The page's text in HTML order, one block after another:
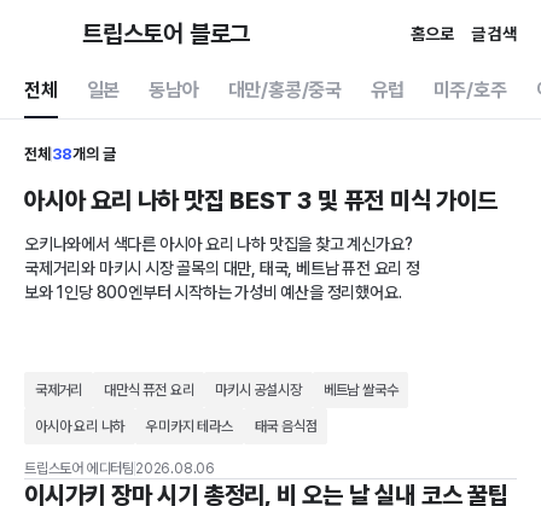
트립스토어 블로그 홈으로 글 검색
전체 일본 동남아 대만/홍콩/중국 유럽 미주/호주
전체 38개의 글
아시아 요리 나하 맛집 BEST 3 및 퓨전 미식 가이드
오키나와에서 색다른 아시아 요리 나하 맛집을 찾고 계신가요?
국제거리와 마키시 시장 골목의 대만, 태국, 베트남 퓨전 요리 정
보와 1인당 800엔부터 시작하는 가성비 예산을 정리했어요.
국제거리 대만식 퓨전 요리 마키시 공설시장 베트남 쌀국수
아시아 요리 나하 우미카지 테라스 태국 음식점
트립스토어 에디터팀 2026.08.06
이시가키 장마 시기 총정리, 비 오는 날 실내 코스 꿀팁